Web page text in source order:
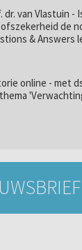
dr. van Vlastuin -
de
& Answers
online - met